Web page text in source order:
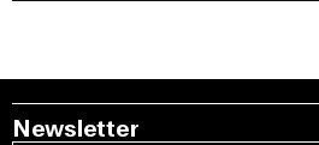
Newsletter